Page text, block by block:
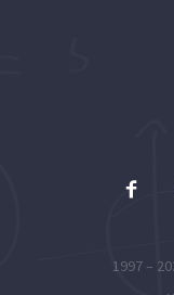
1997 –